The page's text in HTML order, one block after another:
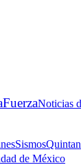
FuerzaNoticias
Sismos
de México